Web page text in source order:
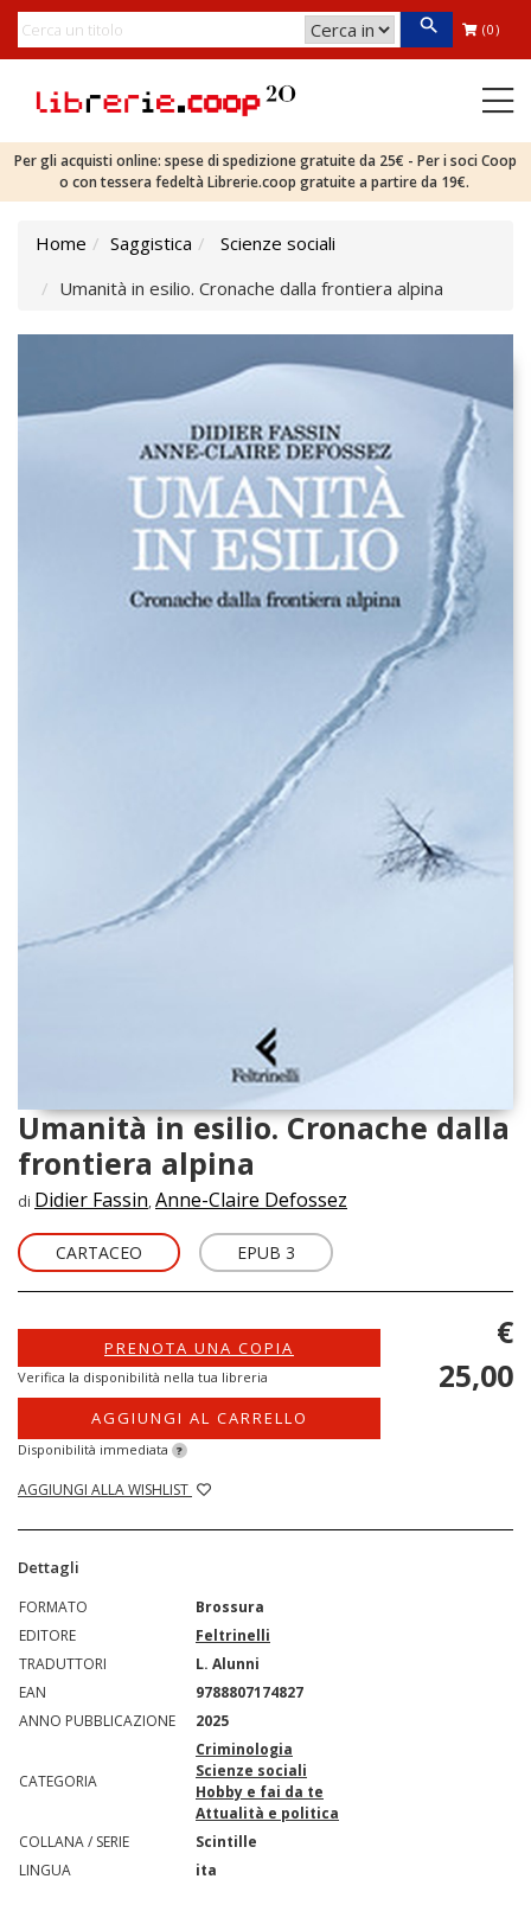
(0)
Per gli acquisti online: spese di spedizione gratuite da 25€ - Per i soci Coop
o con tessera fedeltà Librerie.coop gratuite a partire da 19€.
Home Saggistica
Scienze sociali
Umanità in esilio. Cronache dalla frontiera alpina
Umanità in esilio. Cronache dalla
frontiera alpina
di Didier Fassin, Anne-Claire Defossez
CARTACEO EPUB 3
PRENOTA UNA COPIA
Verifica la disponibilità nella tua libreria
AGGIUNGI AL CARRELLO
Disponibilità immediata ?
AGGIUNGI ALLA WISHLIST
€
25,00
Dettagli
FORMATO
Brossura
EDITORE
Feltrinelli
TRADUTTORI
L. Alunni
EAN
9788807174827
ANNO PUBBLICAZIONE
2025
CATEGORIA
Criminologia
Scienze sociali
Hobby e fai da te
Attualità e politica
COLLANA / SERIE
Scintille
LINGUA
ita